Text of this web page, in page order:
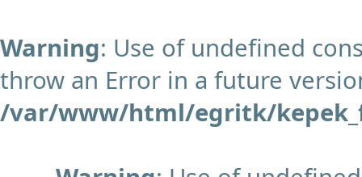
Warning: Use of undefined
throw an Error in a future
/var/www/html/egritk/